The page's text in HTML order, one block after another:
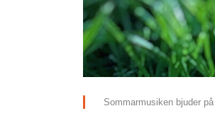
Sommarmusiken bjuder